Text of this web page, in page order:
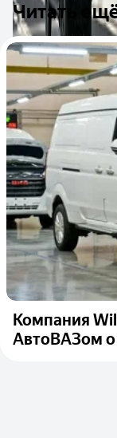
Читать
Компания
АвтоВАЗом